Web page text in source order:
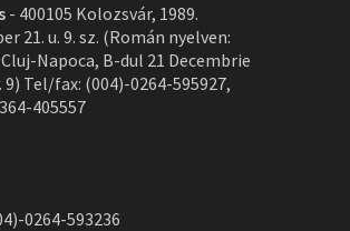
- 400105 Kolozsvár, 1989.
21. u. 9. sz. (Román nyelven:
Napoca, B-dul 21 Decembrie
9) Tel/fax: (004)-0264-595927,
405557
0264-593236